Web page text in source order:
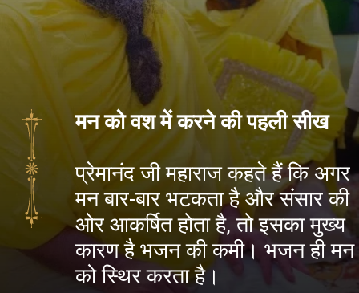
मन को वश में करने की पहली सीख
प्रेमानंद जी महाराज कहते हैं कि अगर
मन बार-बार भटकता है और संसार की
ओर आकर्षित होता है, तो इसका मुख्य
कारण है भजन की कमी। भजन ही मन
को स्थिर करता है।